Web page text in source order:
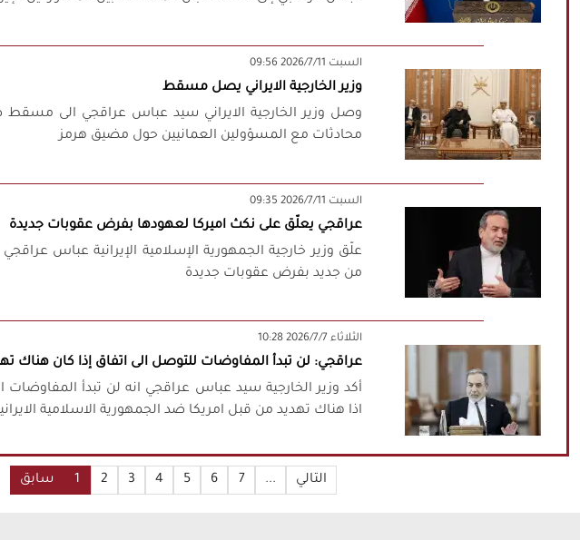
‫السبت‬ 2026/7/11 09:56
وزير الخارجية الايراني يصل مسقط
وصل وزير الخارجية الايراني سيد عباس عراقجي الى مسقط
محادثات مع المسؤولين العمانيين حول مضيق هرمز
‫السبت‬ 2026/7/11 09:35
عراقجي يعلّق على نكث اميركا لعهودها بفرض عقوبات جديدة
علّق وزير خارجية الجمهورية الإسلامية الإيرانية عباس
من جديد بفرض عقوبات جديدة
‫‫الثلاثاء‬‬ 2026/7/7 10:28
عراقجي: لن تبدأ المفاوضات للتوصل الى اتفاق إذا كان هناك
أكد وزير الخارجية سيد عباس عراقجي انه لن تبدأ المفاوضات
اذا هناك تهديد من قبل امريكا ضد الجمهورية الاسلامية
سابق 1 2 3 4 5 6 7 ... التالي